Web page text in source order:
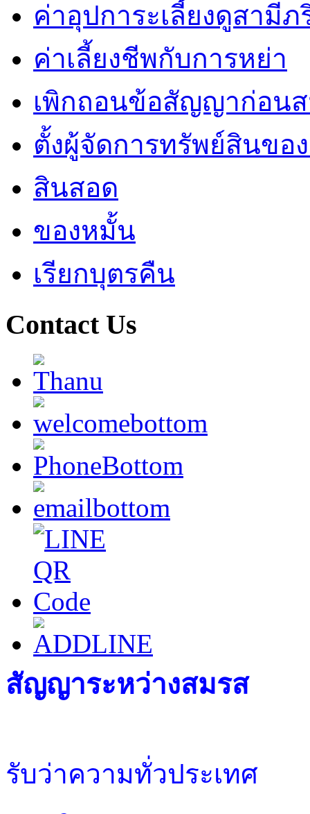
ค่าอุปการะเลี้ยงดูสามีภ
ค่าเลี้ยงชีพกับการหย่า
เพิกถอนข้อสัญญาก่อน
ตั้งผู้จัดการทรัพย์สินขอ
สินสอด
ของหมั้น
เรียกบุตรคืน
Contact Us
สัญญาระหว่างสมรส
รับว่าความทั่วประเทศ